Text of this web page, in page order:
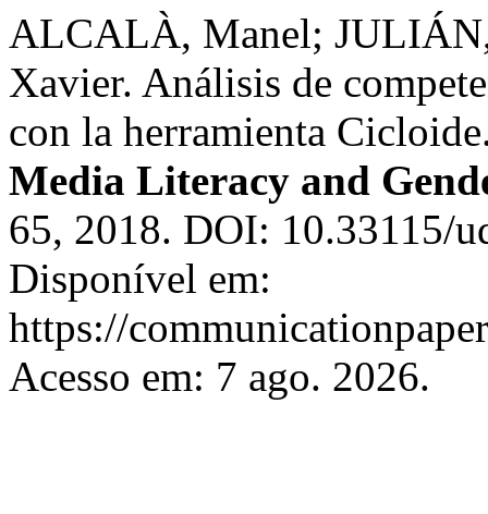
ALCALÀ, Manel;
Xavier. Análisis de
con la herramienta
Media Literacy and
65, 2018. DOI: 10.33115/
Disponível em:
https://
Acesso em: 7 ago. 2026.